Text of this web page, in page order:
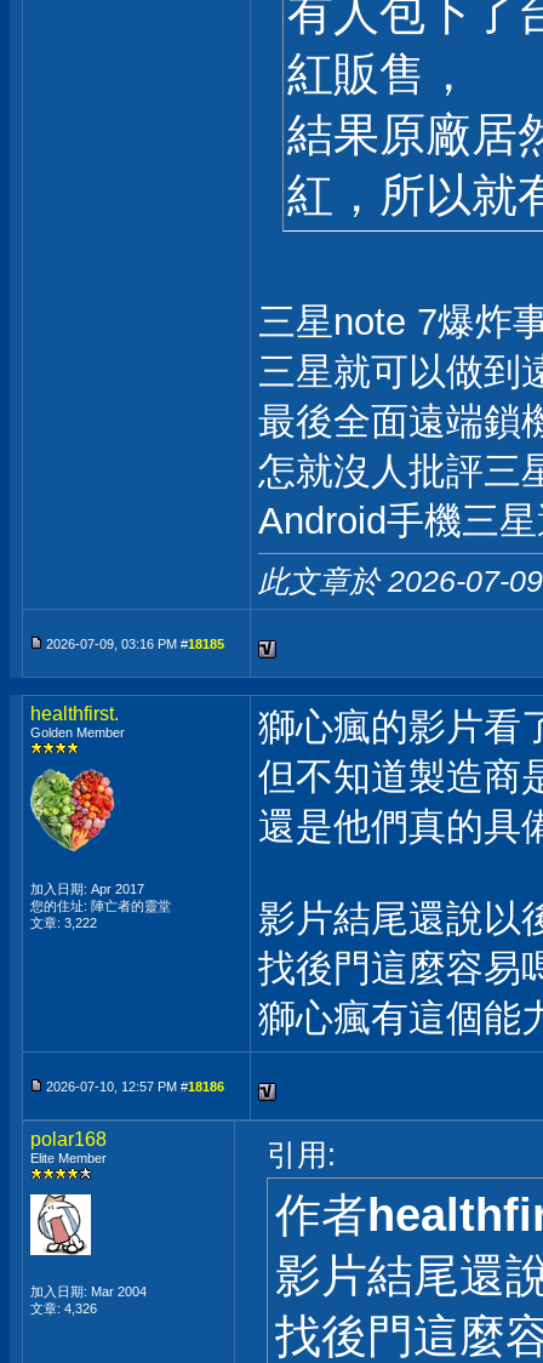
有人包下了
紅販售，
結果原廠居
紅，所以就
三星note 7爆炸
三星就可以做到
最後全面遠端鎖
怎就沒人批評三
Android手機三
此文章於 2026-07-
2026-07-09, 03:16 PM #18185
healthfirst.
Golden Member
加入日期: Apr 2017
您的住址: 陣亡者的靈堂
文章: 3,222
獅心瘋的影片看
但不知道製造商
還是他們真的具
影片結尾還說以
找後門這麼容易
獅心瘋有這個能
2026-07-10, 12:57 PM #18186
polar168
Elite Member
加入日期: Mar 2004
文章: 4,326
引用:
作者
影片結尾還
找後門這麼